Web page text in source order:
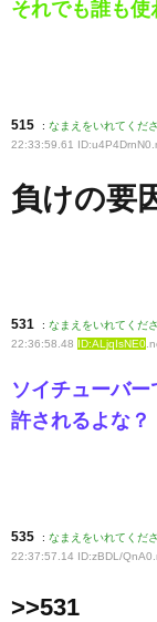
それでも誰も使
515 : なまえをいれてくだ
22:33:59.61 ID:u4P4DrnN0
負けの要
531 : なまえをいれてくだ
22:36:58.48 ID:ALjqIsNE0
ソイチューバ
許されるよな？
535 : なまえをいれてくだ
22:37:57.14 ID:zBDL/QnA0
>>531